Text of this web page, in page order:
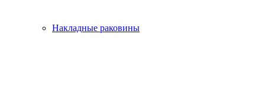
Накладные раковины